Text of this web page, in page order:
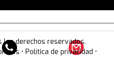
derechos reservados.
•Política de privacidad •